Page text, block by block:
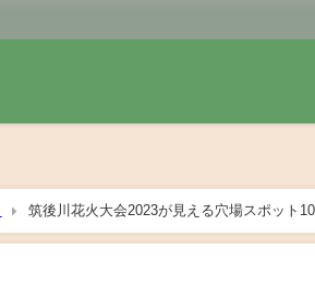
筑後川花火大会2023が見える穴場スポット